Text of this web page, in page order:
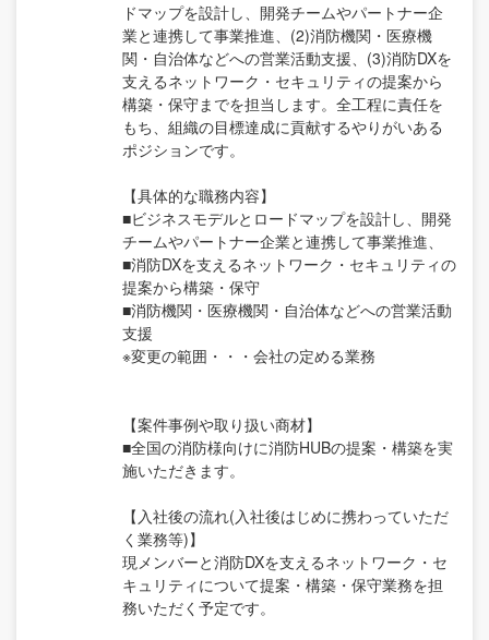
ドマップを設計し、開発チームやパートナー企
業と連携して事業推進、(2)消防機関・医療機
関・自治体などへの営業活動支援、(3)消防DXを
支えるネットワーク・セキュリティの提案から
構築・保守までを担当します。全工程に責任を
もち、組織の目標達成に貢献するやりがいある
ポジションです。
【具体的な職務内容】
■ビジネスモデルとロードマップを設計し、開発
チームやパートナー企業と連携して事業推進、
■消防DXを支えるネットワーク・セキュリティの
提案から構築・保守
■消防機関・医療機関・自治体などへの営業活動
支援
※変更の範囲・・・会社の定める業務
【案件事例や取り扱い商材】
■全国の消防様向けに消防HUBの提案・構築を実
施いただきます。
【入社後の流れ(入社後はじめに携わっていただ
く業務等)】
現メンバーと消防DXを支えるネットワーク・セ
キュリティについて提案・構築・保守業務を担
務いただく予定です。